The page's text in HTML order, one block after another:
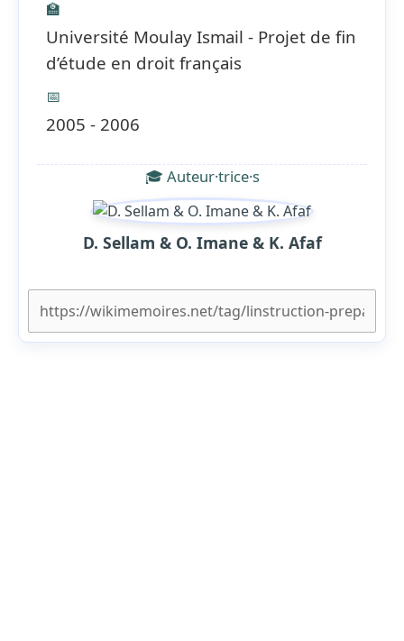
🏫
Université Moulay Ismail - Projet de fin
d’étude en droit français
📅
2005 - 2006
🎓 Auteur·trice·s
D. Sellam & O. Imane & K. Afaf